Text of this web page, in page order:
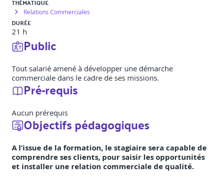
THÉMATIQUE
Relations Commerciales
DURÉE
21 h
Public
Tout salarié amené à développer une démarche
commerciale dans le cadre de ses missions.
Pré-requis
Aucun prérequis
Objectifs pédagogiques
A l’issue de la formation, le stagiaire sera capable de
comprendre ses clients, pour saisir les opportunités
et installer une relation commerciale de qualité.